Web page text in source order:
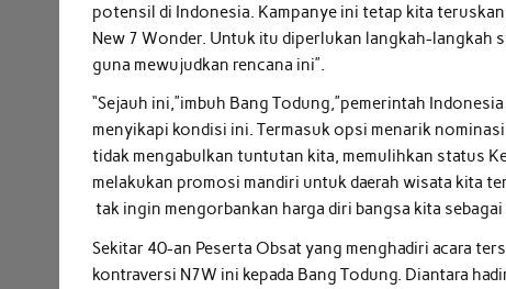
potensil di Indonesia. Kampanye ini tetap kita
New 7 Wonder. Untuk itu diperlukan langkah-langkah
guna mewujudkan rencana ini”.
“Sejauh ini,”imbuh Bang Todung,”pemerintah
menyikapi kondisi ini. Termasuk opsi menarik
tidak mengabulkan tuntutan kita, memulihkan status
melakukan promosi mandiri untuk daerah wisata kita
tak ingin mengorbankan harga diri bangsa kita
Sekitar 40-an Peserta Obsat yang menghadiri acara
kontraversi N7W ini kepada Bang Todung. Diantara